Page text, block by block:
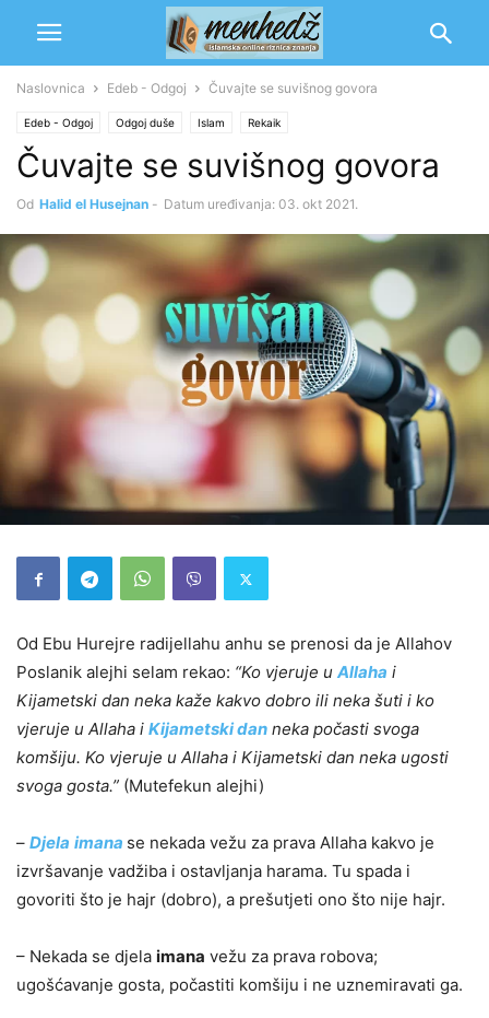
Naslovnica Edeb - Odgoj Čuvajte se suvišnog govora
Edeb - Odgoj Odgoj duše Islam Rekaik
Čuvajte se suvišnog govora
Od Halid el Husejnan - Datum uređivanja: 03. okt 2021.
Od Ebu Hurejre radijellahu anhu se prenosi da je Allahov
Poslanik alejhi selam rekao: “Ko vjeruje u Allaha i
Kijametski dan neka kaže kakvo dobro ili neka šuti i ko
vjeruje u Allaha i Kijametski dan neka počasti svoga
komšiju. Ko vjeruje u Allaha i Kijametski dan neka ugosti
svoga gosta.” (Mutefekun alejhi)
– Djela imana se nekada vežu za prava Allaha kakvo je
izvršavanje vadžiba i ostavljanja harama. Tu spada i
govoriti što je hajr (dobro), a prešutjeti ono što nije hajr.
– Nekada se djela imana vežu za prava robova;
ugošćavanje gosta, počastiti komšiju i ne uznemiravati ga.